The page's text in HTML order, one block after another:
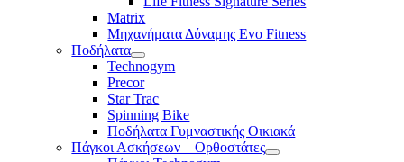
Matrix
Μηχανήματα Δύναμης Evo Fitness
Ποδήλατα
Technogym
Precor
Star Trac
Spinning Bike
Ποδήλατα Γυμναστικής Οικιακά
Πάγκοι Ασκήσεων – Ορθοστάτες